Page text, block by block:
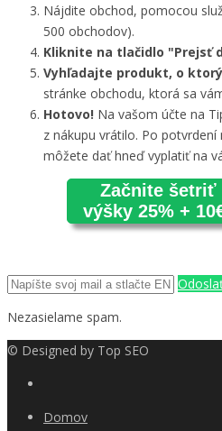
Nájdite obchod, pomocou
500 obchodov).
Kliknite na tlačidlo "Prejsť
Vyhľadajte produkt, o
stránke obchodu, ktorá sa
Hotovo! Na vašom účte na
z nákupu vrátilo. Po
môžete dať hneď vyplatiť na
Začnite šetriť
výšky 25% +
Nezasielame spam.
© Designed by Top SEO
Domov